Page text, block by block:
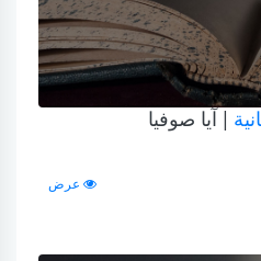
| آيا صوفيا
عرض